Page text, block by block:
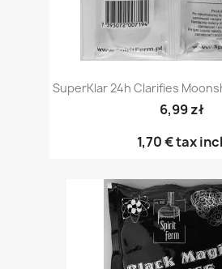
SuperKlar 24h Clarifies
6,99 zł
1,70 €tax